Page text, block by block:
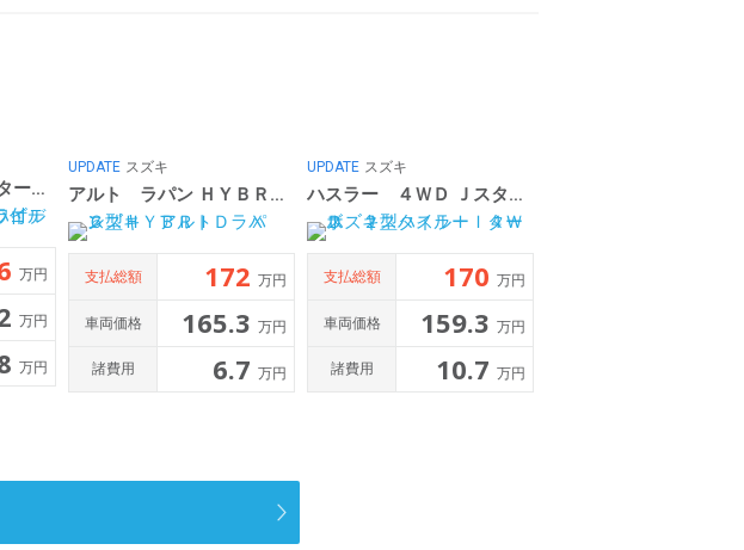
エブリイワゴン ＰＺターボ ハイルーフ６型 Ｂカメラ付デ
万円
万円
万円
UPDATE スズキ
アルト ラパン ＨＹＢＲＩＤ Ｘ ６型
支払総額 172 万円
車両価格 165.3 万円
諸費用 6.7 万円
UPDATE スズキ
ハスラー ４ＷＤ ＪスタイルＩＩターボ ２型
支払総額 170 万円
車両価格 159.3 万円
諸費用 10.7 万円